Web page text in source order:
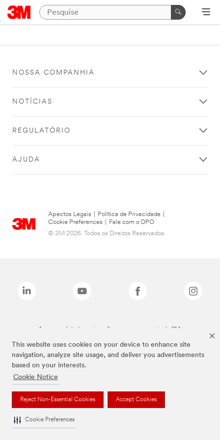
This website uses cookies on your device to enhance site
navigation, analyze site usage, and deliver you advertisements
based on your interests.
Cookie Notice
Reject Non-Essential Cookies Accept Cookies
Cookie Preferences
NOSSA COMPANHIA
NOTÍCIAS
REGULATÓRIO
AJUDA
Apectos Legais Política de Privacidade
Cookie Preferences
Fale com o DPO
© 3M 2026. Todos os Direitos Reservados.
As marcas listadas a cima são marcas comerciais da 3M.